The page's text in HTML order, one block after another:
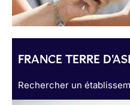
FRANCE TERRE
Rechercher un